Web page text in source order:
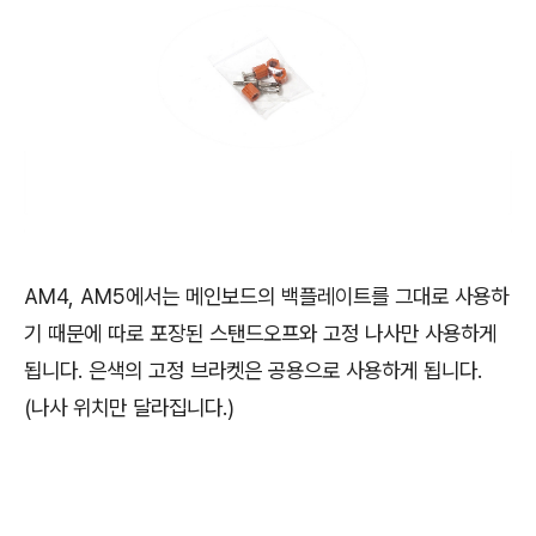
AM4, AM5에서는 메인보드의 백플레이트를 그대로 사용하
기 때문에 따로 포장된 스탠드오프와 고정 나사만 사용하게
됩니다. 은색의 고정 브라켓은 공용으로 사용하게 됩니다.
(나사 위치만 달라집니다.)